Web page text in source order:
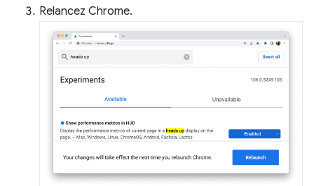
Relancez Chrome.